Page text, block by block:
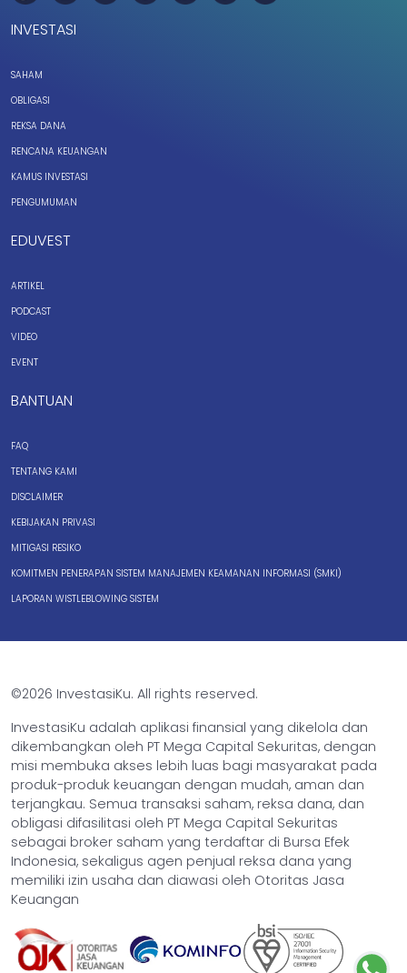
INVESTASI
SAHAM
OBLIGASI
REKSA DANA
RENCANA KEUANGAN
KAMUS INVESTASI
PENGUMUMAN
EDUVEST
ARTIKEL
PODCAST
VIDEO
EVENT
BANTUAN
FAQ
TENTANG KAMI
DISCLAIMER
KEBIJAKAN PRIVASI
MITIGASI RESIKO
KOMITMEN PENERAPAN SISTEM MANAJEMEN KEAMANAN INFORMASI (SMKI)
LAPORAN WISTLEBLOWING SISTEM
©2026 InvestasiKu. All rights reserved.
InvestasiKu adalah aplikasi finansial yang dikelola dan
dikembangkan oleh PT Mega Capital Sekuritas, dengan
misi membuka akses lebih luas bagi masyarakat pada
produk-produk keuangan dengan mudah, aman dan
terjangkau. Semua transaksi saham, reksa dana, dan
obligasi difasilitasi oleh PT Mega Capital Sekuritas
sebagai broker saham yang terdaftar di Bursa Efek
Indonesia, sekaligus agen penjual reksa dana yang
memiliki izin usaha dan diawasi oleh Otoritas Jasa
Keuangan